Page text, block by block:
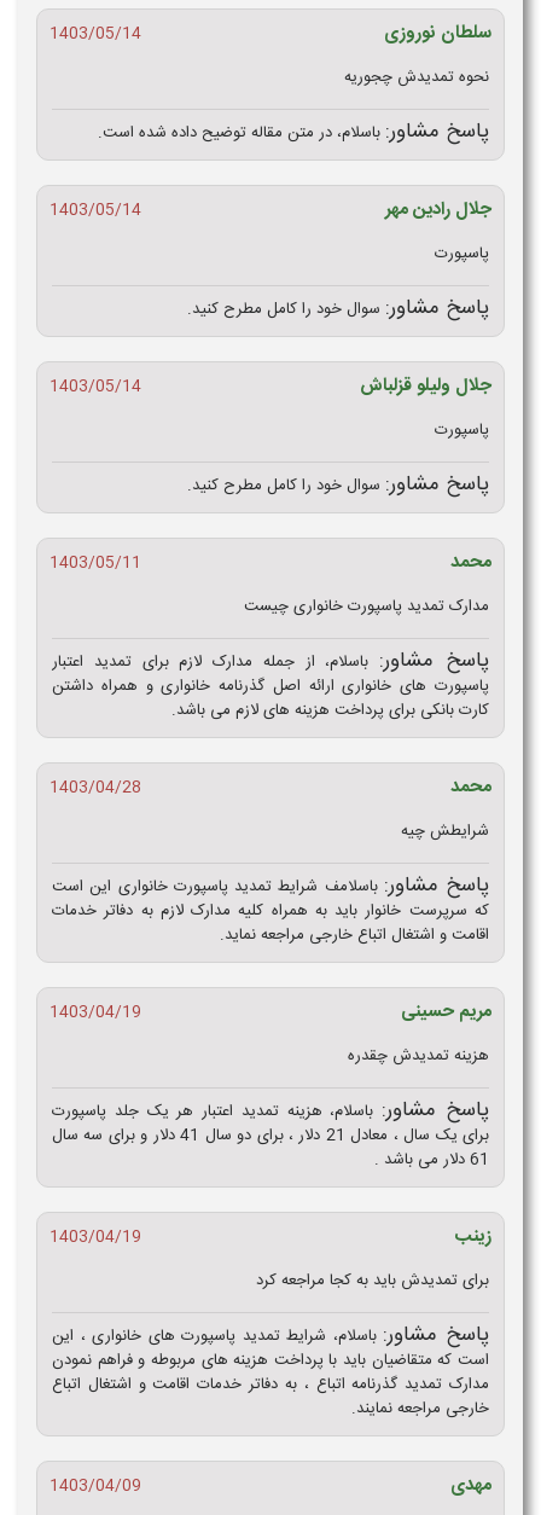
سلطان نوروزی
1403/05/14
نحوه تمدیدش چجوریه
پاسخ مشاور: باسلام، در متن مقاله توضیح داده شده است.
جلال رادین مهر
1403/05/14
پاسپورت
پاسخ مشاور: سوال خود را کامل مطرح کنید.
جلال ولیلو قزلباش
1403/05/14
پاسپورت
پاسخ مشاور: سوال خود را کامل مطرح کنید.
محمد
1403/05/11
مدارک تمدید پاسپورت خانواری چیست
پاسخ مشاور: باسلام، از جمله مدارک لازم برای تمدید اعتبار
پاسپورت های خانواری ارائه اصل گذرنامه خانواری و همراه داشتن
کارت بانکی برای پرداخت هزینه های لازم می باشد.
محمد
1403/04/28
شرایطش چیه
پاسخ مشاور: باسلامف شرایط تمدید پاسپورت خانواری این است
که سرپرست خانوار باید به همراه کلیه مدارک لازم به دفاتر خدمات
اقامت و اشتغال اتباع خارجی مراجعه نماید.
مریم حسینی
1403/04/19
هزینه تمدیدش چقدره
پاسخ مشاور: باسلام، هزینه تمدید اعتبار هر یک جلد پاسپورت
برای یک سال ، معادل 21 دلار ، برای دو سال 41 دلار و برای سه سال
61 دلار می باشد .
زینب
1403/04/19
برای تمدیدش باید به کجا مراجعه کرد
پاسخ مشاور: باسلام، شرایط تمدید پاسپورت های خانواری ، این
است که متقاضیان باید با پرداخت هزینه های مربوطه و فراهم نمودن
مدارک تمدید گذرنامه اتباع ، به دفاتر خدمات اقامت و اشتغال اتباع
خارجی مراجعه نمایند.
مهدی
1403/04/09